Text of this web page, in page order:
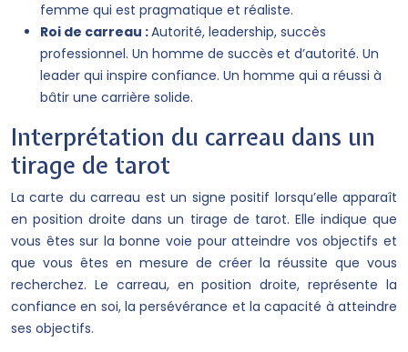
femme qui est pragmatique et réaliste.
Roi de carreau :Autorité, leadership, succès
professionnel. Un homme de succès et d’autorité. Un
leader qui inspire confiance. Un homme qui a réussi à
bâtir une carrière solide.
Interprétation du carreau dans un
tirage de tarot
La carte du carreau est un signe positif lorsqu’elle apparaît
en position droite dans un tirage de tarot. Elle indique que
vous êtes sur la bonne voie pour atteindre vos objectifs et
que vous êtes en mesure de créer la réussite que vous
recherchez. Le carreau, en position droite, représente la
confiance en soi, la persévérance et la capacité à atteindre
ses objectifs.